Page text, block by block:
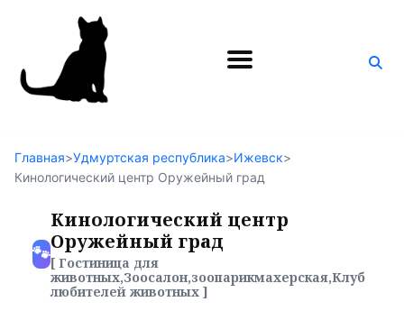
Поиск
Главная>Удмуртская республика>Ижевск>
Кинологический центр Оружейный град
🐾
Кинологический центр
Оружейный град
[ Гостиница для
животных,Зоосалон,зоопарикмахерская,Клуб
любителей животных ]